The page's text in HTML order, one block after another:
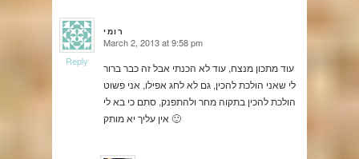
רומי
says: March 2, 2013 at 9:58 pm
עוד מתכון מנצח, עוד לא הכנתי אבל זה כבר ברור
לי שאני הולכת להכין, גם לא לחג אפילו, אני פשוט
הולכת להכין בתקוה מחר ולהתפנק, סתם כי בא לי
🙂 אין עליך יא מותק
Reply